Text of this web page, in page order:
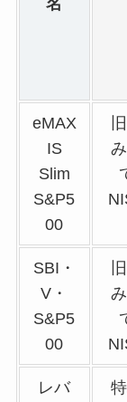
eMAX
IS
Slim
S&P5
00
SBI・
V・
S&P5
00
レバ